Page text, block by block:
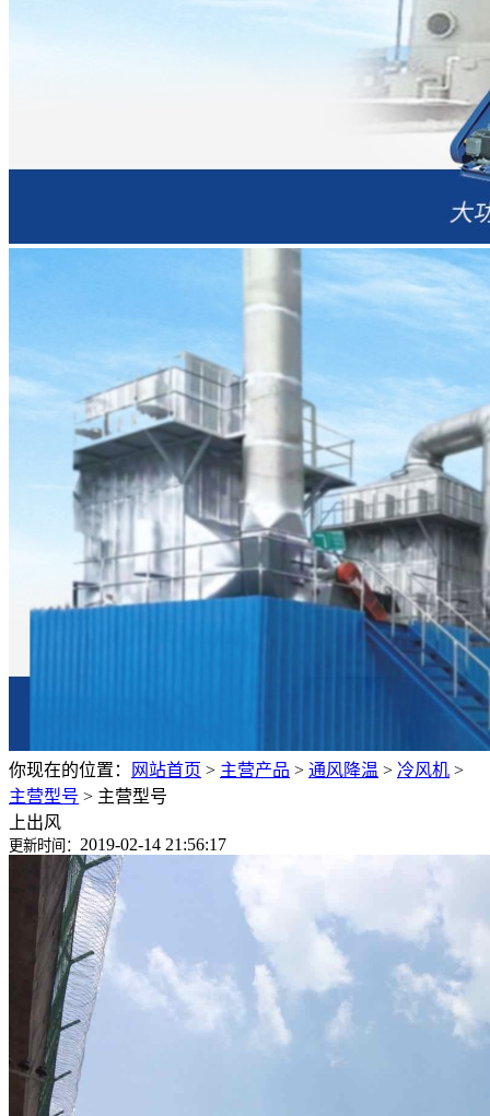
你现在的位置： 网站首页 > 主营产品 > 通风降温 > 冷风机 >
主营型号 > 主营型号
上出风
更新时间： 2019-02-14 21:56:17